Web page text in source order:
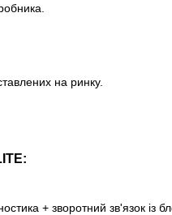
на ринку.
+ зворотний зв'язок із